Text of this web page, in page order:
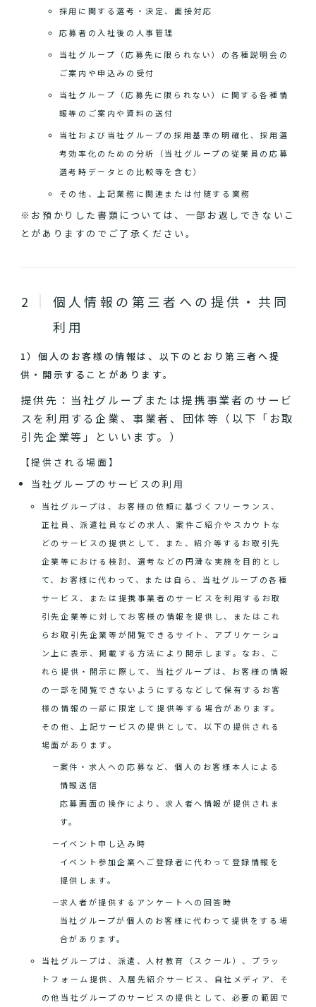
採用に関する選考・決定、面接対応
応募者の入社後の人事管理
当社グループ（応募先に限られない）の各種説明会の
ご案内や申込みの受付
当社グループ（応募先に限られない）に関する各種情
報等のご案内や資料の送付
当社および当社グループの採用基準の明確化、採用選
考効率化のための分析（当社グループの従業員の応募
選考時データとの比較等を含む）
その他、上記業務に関連または付随する業務
※お預かりした書類については、一部お返しできないこ
とがありますのでご了承ください。
個人情報の第三者への提供・共同
利用
1）個人のお客様の情報は、以下のとおり第三者へ提
供・開示することがあります。
提供先：当社グループまたは提携事業者のサービ
スを利用する企業、事業者、団体等（以下「お取
引先企業等」といいます。）
【提供される場面】
当社グループのサービスの利用
当社グループは、お客様の依頼に基づくフリーランス、
正社員、派遣社員などの求人、案件ご紹介やスカウトな
どのサービスの提供として、また、紹介等するお取引先
企業等における検討、選考などの円滑な実施を目的とし
て、お客様に代わって、または自ら、当社グループの各種
サービス、または提携事業者のサービスを利用するお取
引先企業等に対してお客様の情報を提供し、またはこれ
らお取引先企業等が閲覧できるサイト、アプリケーショ
ン上に表示、掲載する方法により開示します。なお、こ
れら提供・開示に際して、当社グループは、お客様の情報
の一部を閲覧できないようにするなどして保有するお客
様の情報の一部に限定して提供等する場合があります。
その他、上記サービスの提供として、以下の提供される
場面があります。
案件・求人への応募など、個人のお客様本人による
情報送信
応募画面の操作により、求人者へ情報が提供されま
す。
イベント申し込み時
イベント参加企業へご登録者に代わって登録情報を
提供します。
求人者が提供するアンケートへの回答時
当社グループが個人のお客様に代わって提供をする場
合があります。
当社グループは、派遣、人材教育（スクール）、プラッ
トフォーム提供、入居先紹介サービス、自社メディア、そ
の他当社グループのサービスの提供として、必要の範囲で